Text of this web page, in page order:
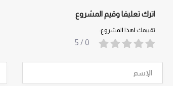
اترك تعليقا وقيم المشروع
تقييمك لهذا المشروع:
0
/ 5